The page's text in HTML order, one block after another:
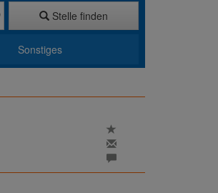
Stelle finden
Sonstiges